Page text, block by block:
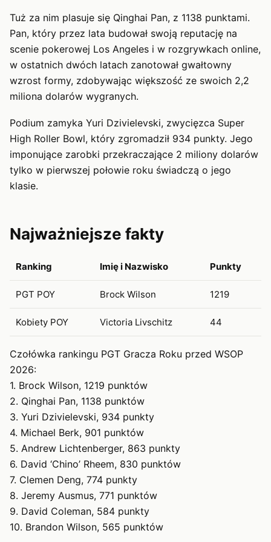
Tuż za nim plasuje się Qinghai Pan, z 1138 punktami.
Pan, który przez lata budował swoją reputację na
scenie pokerowej Los Angeles i w rozgrywkach online,
w ostatnich dwóch latach zanotował gwałtowny
wzrost formy, zdobywając większość ze swoich 2,2
miliona dolarów wygranych.
Podium zamyka Yuri Dzivielevski, zwycięzca Super
High Roller Bowl, który zgromadził 934 punkty. Jego
imponujące zarobki przekraczające 2 miliony dolarów
tylko w pierwszej połowie roku świadczą o jego
klasie.
Najważniejsze fakty
Ranking Imię i Nazwisko Punkty
PGT POY Brock Wilson 1219
Kobiety POY Victoria Livschitz 44
Czołówka rankingu PGT Gracza Roku przed WSOP
2026:
1. Brock Wilson, 1219 punktów
2. Qinghai Pan, 1138 punktów
3. Yuri Dzivielevski, 934 punkty
4. Michael Berk, 901 punktów
5. Andrew Lichtenberger, 863 punkty
6. David ‘Chino’ Rheem, 830 punktów
7. Clemen Deng, 774 punkty
8. Jeremy Ausmus, 771 punktów
9. David Coleman, 584 punkty
10. Brandon Wilson, 565 punktów